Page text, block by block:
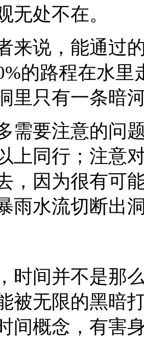
无处不在。
来说，能通过
的路程在水
里只有一条暗
需要注意的问
上同行；注意
，因为很有可
雨水流切断出
时间并不是那
被无限的黑暗
间概念，有害